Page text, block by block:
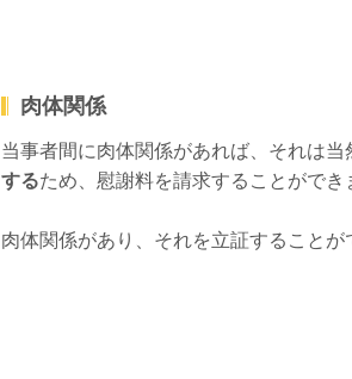
肉体関係
当事者間に肉体関係があれば、それは当
するため、慰謝料を請求することができ
肉体関係があり、それを立証すること